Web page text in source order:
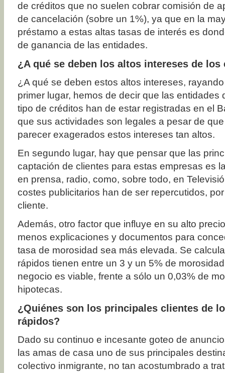
de créditos que no suelen cobrar comisión de
de cancelación (sobre un 1%), ya que en la
préstamo a estas altas tasas de interés es
de ganancia de las entidades.
¿A qué se deben los altos intereses de
¿A qué se deben estos altos intereses,
primer lugar, hemos de decir que las entidades
tipo de créditos han de estar registradas en el
que sus actividades son legales a pesar de
parecer exagerados estos intereses tan altos.
En segundo lugar, hay que pensar que las
captación de clientes para estas empresas es
en prensa, radio, como, sobre todo, en
costes publicitarios han de ser repercutidos,
cliente.
Además, otro factor que influye en su alto
menos explicaciones y documentos para
tasa de morosidad sea más elevada. Se
rápidos tienen entre un 3 y un 5% de
negocio es viable, frente a sólo un 0,03% de
hipotecas.
¿Quiénes son los principales clientes de
rápidos?
Dado su continuo e incesante goteo de
las amas de casa uno de sus principales
colectivo inmigrante, no tan acostumbrado a